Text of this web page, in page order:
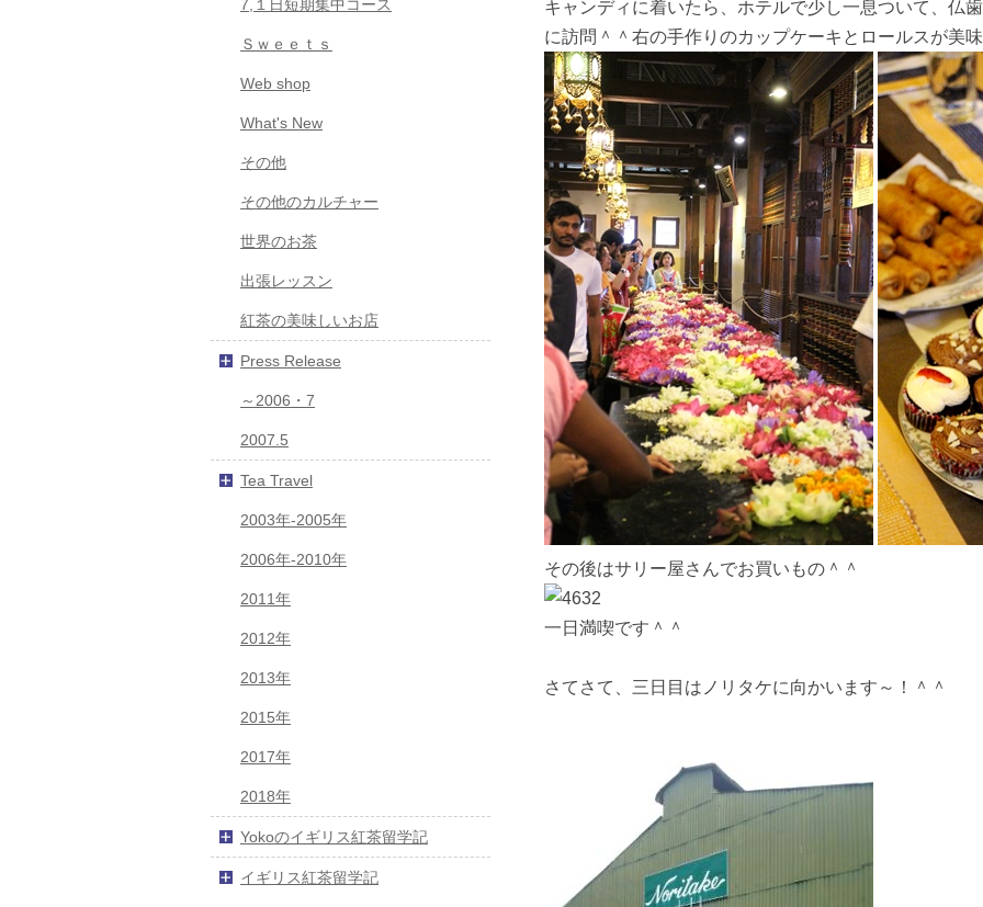
キャンディに着いたら、ホテルで少し一息ついて、仏
に訪問＾＾右の手作りのカップケーキとロールスが美
その後はサリー屋さんでお買いもの＾＾
一日満喫です＾＾
さてさて、三日目はノリタケに向かいます～！＾＾
7,１日短期集中コース
Ｓｗｅｅｔｓ
Web shop
What's New
その他
その他のカルチャー
世界のお茶
出張レッスン
紅茶の美味しいお店
Press Release
～2006・7
2007.5
Tea Travel
2003年-2005年
2006年-2010年
2011年
2012年
2013年
2015年
2017年
2018年
Yokoのイギリス紅茶留学記
イギリス紅茶留学記